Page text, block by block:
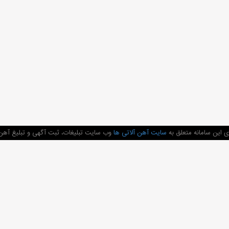
سامانه متعلق به سایت آهن آلاتی هاوب سایت تبلیغات، ثبت آگهی و تبلیغ